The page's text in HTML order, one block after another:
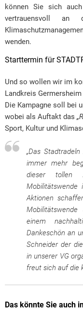
können Sie sich
vertrauensvoll an
wenden.
Starttermin für
Und so wollen wir im
Landkreis
Die Kampagne soll bei
wobei als Auftakt das
Sport, Kultur und
„Das
immer mehr
dieser tollen
Mobilitätswende
Aktionen
einem
Dankeschön an
Schneider der
in unserer VG
freut sich auf die
Das könnte Sie auch